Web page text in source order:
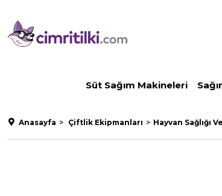
Süt Sağım Makineleri
Anasayfa Çiftlik Ekipmanları Hayvan Sağlığı